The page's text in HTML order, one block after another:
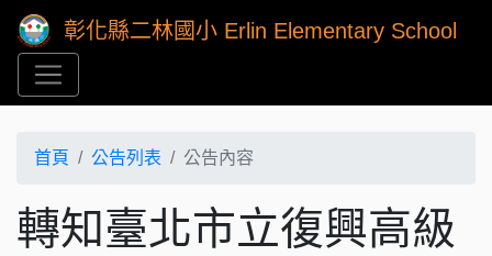
彰化縣二林國小 Erlin Elementary School
首頁 公告列表 公告內容
轉知臺北市立復興高級